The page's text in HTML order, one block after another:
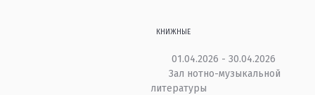
КНИЖНЫЕ
01.04.2026 - 30.04.2026
Зал нотно-музыкальной
литературы